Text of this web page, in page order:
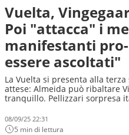
Vuelta,
Poi "attacca" i
manifestanti
essere ascoltati"
La Vuelta si presenta alla
attese: Almeida può ribaltare
tranquillo. Pellizzari sorpresa
08/09/25 22:31
5 min di lettura